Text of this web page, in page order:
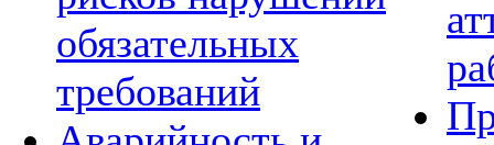
обязательных
требований